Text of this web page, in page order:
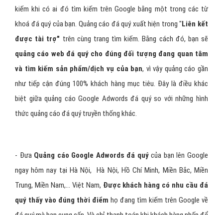
kiếm khi có ai đó tìm kiếm trên Google bằng một trong các từ
khoá đá quý của bạn. Quảng cáo đá quý xuất hiện trong " Liên kết
được tài trợ" trên cùng trang tìm kiếm. Bằng cách đó, bạn sẽ
quảng cáo web đá quý cho đúng đối tượng đang quan tâm
và tìm kiếm sản phẩm/dịch vụ của bạn, vì vậy quảng cáo gần
như tiếp cận đúng 100% khách hàng mục tiêu. Đây là điều khác
biệt giữa quảng cáo Google Adwords đá quý so với những hình
thức quảng cáo đá quý truyền thống khác.
- Đưa Quảng cáo Google Adwords đá quýcủa bạn lên Google
ngay hôm nay tại Hà Nội, Hà Nội, Hồ Chí Minh, Miền Bắc, Miền
Trung, Miền Nam,… Việt Nam, Được khách hàng có nhu cầu đá
quý thấy vào đúng thời điểm họ đang tìm kiếm trên Google về